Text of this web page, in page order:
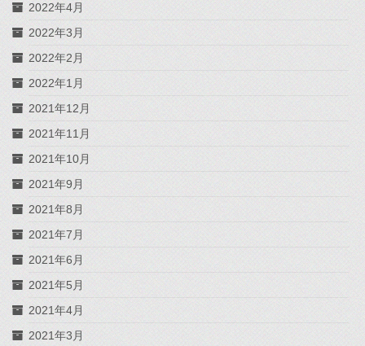
2022年4月
2022年3月
2022年2月
2022年1月
2021年12月
2021年11月
2021年10月
2021年9月
2021年8月
2021年7月
2021年6月
2021年5月
2021年4月
2021年3月